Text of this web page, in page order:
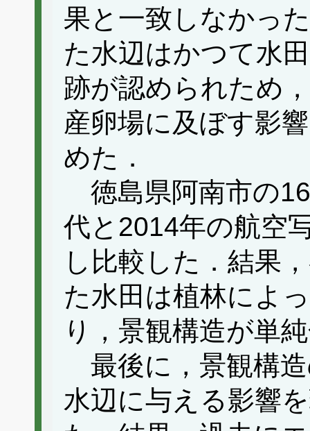
果と一致しなかっ
た水辺はかつて水
跡が認められため
産卵場に及ぼす影
めた．
徳島県阿南市の
代と2014年の航空
し比較した．結果
た水田は植林によ
り，景観構造が単
最後に，景観構
水辺に与える影響